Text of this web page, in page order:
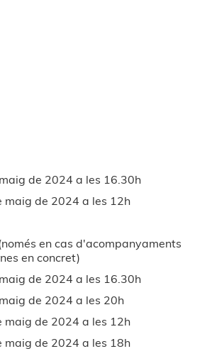
de 2024 a les 16.30h
maig de 2024 a les 12h
en cas d'acompanyaments
en concret)
de 2024 a les 16.30h
de 2024 a les 20h
maig de 2024 a les 12h
maig de 2024 a les 18h